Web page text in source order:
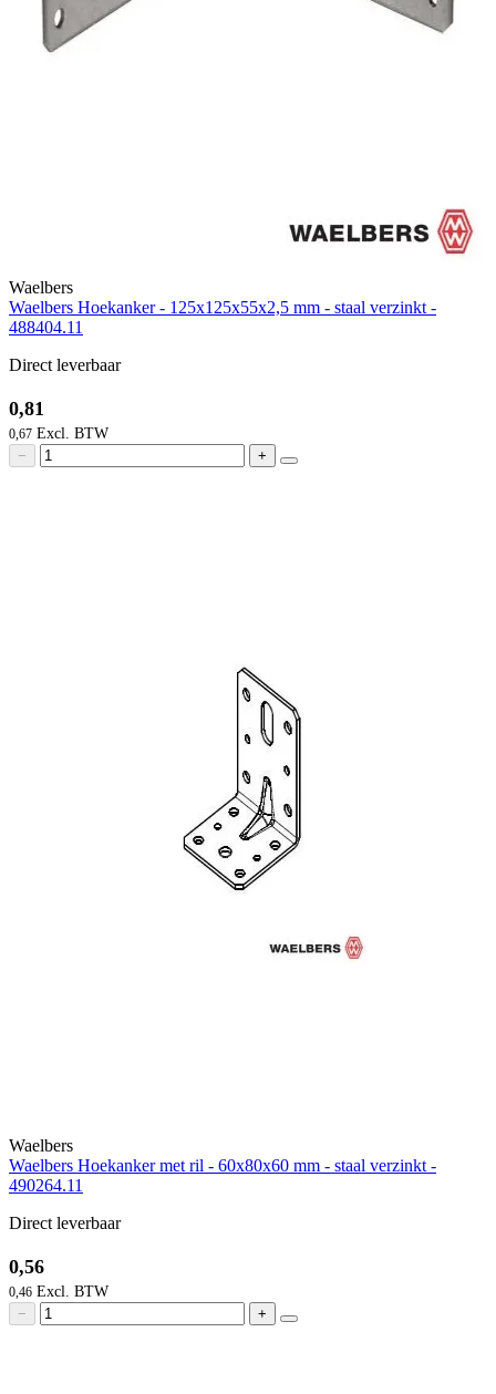
Waelbers
Waelbers Hoekanker - 125x125x55x2,5 mm - staal verzinkt -
488404.11
Direct leverbaar
0,81
0,67
− +
Waelbers
Waelbers Hoekanker met ril - 60x80x60 mm - staal verzinkt -
490264.11
Direct leverbaar
0,56
0,46
− +